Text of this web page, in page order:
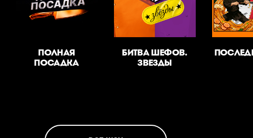
ПОЛНАЯ
ПОСАДКА
БИТВА ШЕФОВ.
ЗВЕЗДЫ